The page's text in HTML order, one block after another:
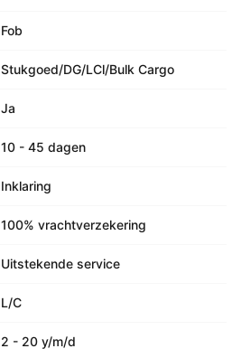
Fob
Stukgoed/DG/LCl/Bulk Cargo
Ja
10 - 45 dagen
Inklaring
100% vrachtverzekering
Uitstekende service
L/C
2 - 20 y/m/d